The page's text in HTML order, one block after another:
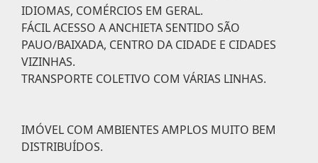
IDIOMAS, COMÉRCIOS EM GERAL.
FÁCIL ACESSO A ANCHIETA SENTIDO SÃO
PAUO/BAIXADA, CENTRO DA CIDADE E CIDADES
VIZINHAS.
TRANSPORTE COLETIVO COM VÁRIAS LINHAS.
IMÓVEL COM AMBIENTES AMPLOS MUITO BEM
DISTRIBUÍDOS.